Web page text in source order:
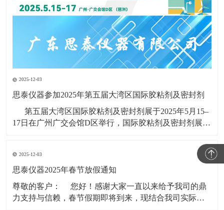
2025-12-03
思泰仪器参加2025年第五届大湾区国际胶粘剂及密封剂
第五届大湾区国际胶粘剂及密封剂展于2025年5月15–
17日在广州广交会馆D区举行，国际胶粘剂及密封剂展
1997年，系列展会每年在广州、上海举行，是全球知名
的高性能粘接材料展会品牌，
2025-12-03
思泰仪器2025年春节放假通知
​尊敬的客户： 您好！感谢大家一直以来给予我司的鼎
力支持与信赖，春节假期即将到来，现结合我司实际情